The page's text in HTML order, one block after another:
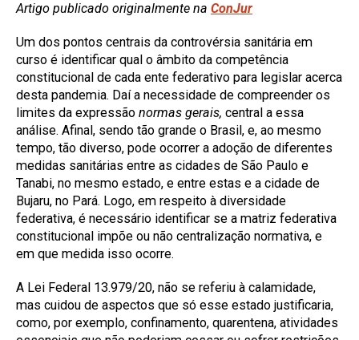
Artigo publicado originalmente na ConJur
Um dos pontos centrais da controvérsia sanitária em
curso é identificar qual o âmbito da competência
constitucional de cada ente federativo para legislar acerca
desta pandemia. Daí a necessidade de compreender os
limites da expressão normas gerais, central a essa
análise. Afinal, sendo tão grande o Brasil, e, ao mesmo
tempo, tão diverso, pode ocorrer a adoção de diferentes
medidas sanitárias entre as cidades de São Paulo e
Tanabi, no mesmo estado, e entre estas e a cidade de
Bujaru, no Pará. Logo, em respeito à diversidade
federativa, é necessário identificar se a matriz federativa
constitucional impõe ou não centralização normativa, e
em que medida isso ocorre.
A Lei Federal 13.979/20, não se referiu à calamidade,
mas cuidou de aspectos que só esse estado justificaria,
como, por exemplo, confinamento, quarentena, atividades